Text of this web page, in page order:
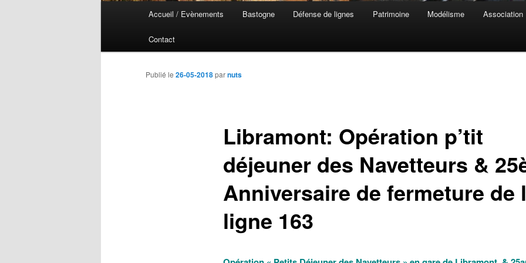
Aller
au
contenu
Aller
au
contenu
Accueil / Evènements Bastogne Défense de lignes Patrimoine Modélisme Association
Contact
Libramont: Opération p’tit
déjeuner des Navetteurs &
Anniversaire de fermeture de
ligne 163
Publié le 26-05-2018parnuts